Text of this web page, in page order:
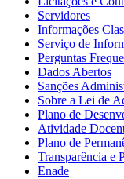
Servidores
Informações
Serviço de
Perguntas
Dados Abertos
Sanções
Sobre a Lei de
Plano de
Atividade
Plano de
Transparência e
Enade